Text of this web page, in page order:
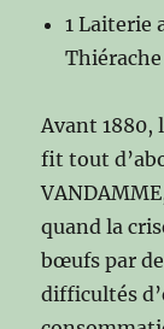
1 Laiterie
Avant 1880,
fit tout
quand la
bœufs par
difficultés